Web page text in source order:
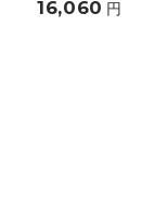
16,060 円